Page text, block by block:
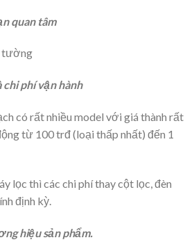
quan tâm
tường
phí vận hành
có rất nhiều model với giá thành rất
từ 100 trđ (loại thấp nhất) đến 1
lọc thì các chi phí thay cột lọc, đèn
định kỳ.
hiệu sản phẩm.